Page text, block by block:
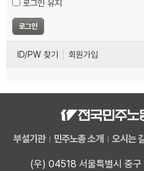
로그인 유지
ID/PW 찾기 회원가입
부설기관 민주노총 소개 오시는
(우) 04518 서울특별시 중구
업무